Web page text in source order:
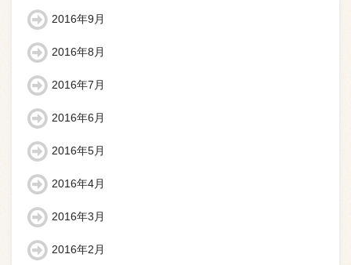
2016年9月
2016年8月
2016年7月
2016年6月
2016年5月
2016年4月
2016年3月
2016年2月